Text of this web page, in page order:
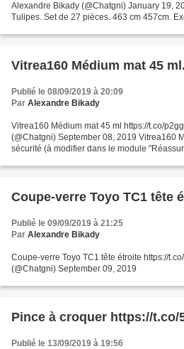
Alexandre Bikady (@Chatgni) January 19,
Tulipes. Set de 27 pièces. 463 cm 457cm.
Vitrea160 Médium mat 45
Publié le 08/09/2019 à 20:09
Par Alexandre Bikady
Vitrea160 Médium mat 45 ml https://t.co/
(@Chatgni) September 08, 2019 Vitrea160
sécurité (à modifier dans le module
Coupe-verre Toyo TC1 tête
Publié le 09/09/2019 à 21:25
Par Alexandre Bikady
Coupe-verre Toyo TC1 tête étroite https://
(@Chatgni) September 09, 2019
Pince à croquer https://t.co/
Publié le 13/09/2019 à 19:56